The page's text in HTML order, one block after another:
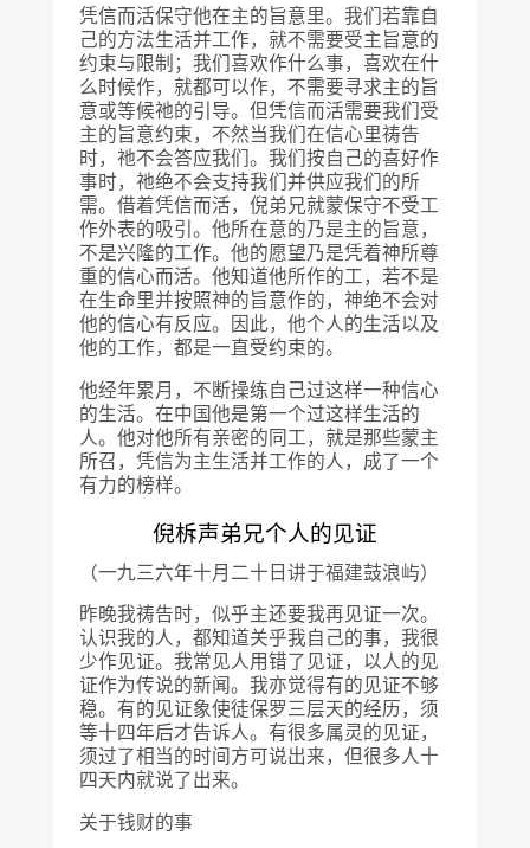
凭信而活保守他在主的旨意里。我们若靠自
己的方法生活并工作，就不需要受主旨意的
约束与限制；我们喜欢作什么事，喜欢在什
么时候作，就都可以作，不需要寻求主的旨
意或等候祂的引导。但凭信而活需要我们受
主的旨意约束，不然当我们在信心里祷告
时，祂不会答应我们。我们按自己的喜好作
事时，祂绝不会支持我们并供应我们的所
需。借着凭信而活，倪弟兄就蒙保守不受工
作外表的吸引。他所在意的乃是主的旨意，
不是兴隆的工作。他的愿望乃是凭着神所尊
重的信心而活。他知道他所作的工，若不是
在生命里并按照神的旨意作的，神绝不会对
他的信心有反应。因此，他个人的生活以及
他的工作，都是一直受约束的。
他经年累月，不断操练自己过这样一种信心
的生活。在中国他是第一个过这样生活的
人。他对他所有亲密的同工，就是那些蒙主
所召，凭信为主生活并工作的人，成了一个
有力的榜样。
倪柝声弟兄个人的见证
（一九三六年十月二十日讲于福建鼓浪屿）
昨晚我祷告时，似乎主还要我再见证一次。
认识我的人，都知道关乎我自己的事，我很
少作见证。我常见人用错了见证，以人的见
证作为传说的新闻。我亦觉得有的见证不够
稳。有的见证象使徒保罗三层天的经历，须
等十四年后才告诉人。有很多属灵的见证，
须过了相当的时间方可说出来，但很多人十
四天内就说了出来。
关于钱财的事